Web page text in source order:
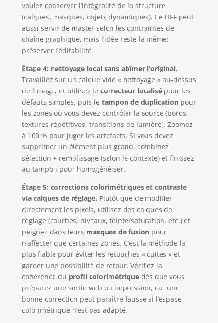
voulez conserver l’intégralité de la structure
(calques, masques, objets dynamiques). Le TIFF peut
aussi servir de master selon les contraintes de
chaîne graphique, mais l’idée reste la même:
préserver l’éditabilité.
Étape 4: nettoyage local sans abîmer l’original.
Travaillez sur un calque vide « nettoyage » au-dessus
de l’image, et utilisez le correcteur localisépour les
défauts simples, puis le tampon de duplication pour
les zones où vous devez contrôler la source (bords,
textures répétitives, transitions de lumière). Zoomez
à 100 % pour juger les artefacts. Si vous devez
supprimer un élément plus grand, combinez
sélection + remplissage (selon le contexte) et finissez
au tampon pour homogénéiser.
Étape 5: corrections colorimétriques et contraste
via calques de réglage. Plutôt que de modifier
directement les pixels, utilisez des calques de
réglage (courbes, niveaux, teinte/saturation, etc.) et
peignez dans leurs masques de fusion pour
n’affecter que certaines zones. C’est la méthode la
plus fiable pour éviter les retouches « cuites » et
garder une possibilité de retour. Vérifiez la
cohérence du profil colorimétriquedès que vous
préparez une sortie web ou impression, car une
bonne correction peut paraître fausse si l’espace
colorimétrique n’est pas adapté.